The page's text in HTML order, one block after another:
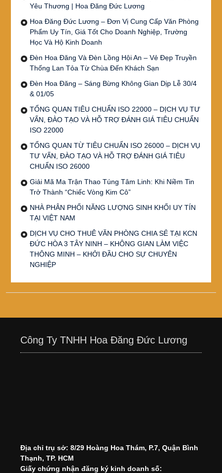
Yêu Thương | Hoa Đăng Đức Lương
Hoa Đăng Đức Lương – Đơn Vị Cung Cấp Văn Phòng
Phẩm Uy Tín, Giá Tốt Cho Doanh Nghiệp, Trường
Học Và Hộ Kinh Doanh
Đèn Hoa Đăng Và Đèn Lồng Hội An – Vẻ Đẹp Truyền
Thống Lan Tỏa Từ Chùa Đến Khách Sạn
Đèn Hoa Đăng – Sáng Bừng Không Gian Dịp Lễ 30/4
& 01/05
TỔNG QUAN TIÊU CHUẨN ISO 22000 – DỊCH VỤ TƯ
VẤN, ĐÀO TẠO VÀ HỖ TRỢ ĐÁNH GIÁ TIÊU CHUẨN
ISO 22000
TỔNG QUAN TỪ TIÊU CHUẨN ISO 26000 – DỊCH VỤ
TƯ VẤN, ĐÀO TẠO VÀ HỖ TRỢ ĐÁNH GIÁ TIÊU
CHUẨN ISO 26000
Giải Mã Ma Trận Thao Túng Tâm Linh: Khi Niềm Tin
Trở Thành “Chiếc Vòng Kim Cô”
NHÀ PHÂN PHỐI NĂNG LƯỢNG SINH KHỐI UY TÍN
TẠI VIỆT NAM
DỊCH VỤ CHO THUÊ VĂN PHÒNG CHIA SẺ TẠI KCN
ĐỨC HÒA 3 TÂY NINH – KHÔNG GIAN LÀM VIỆC
THÔNG MINH – KHỞI ĐẦU CHO SỰ CHUYÊN
NGHIỆP
Công Ty TNHH Hoa Đăng Đức Lương
Địa chỉ trụ sở: 8/29 Hoàng Hoa Thám, P.7, Quận Bình
Thạnh, TP. HCM
Giấy chứng nhận đăng ký kinh doanh số: